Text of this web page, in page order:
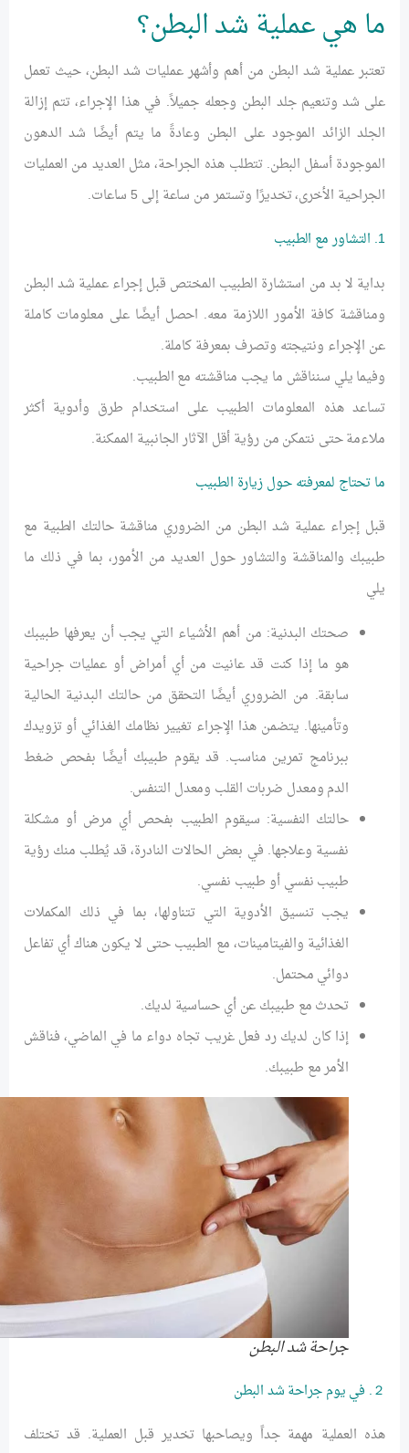
ما هي عملية شد البطن؟
تعتبر عملية شد البطن من أهم وأشهر عمليات شد البطن، حيث تعمل
على شد وتنعيم جلد البطن وجعله جميلاً. في هذا الإجراء، تتم إزالة
الجلد الزائد الموجود على البطن وعادةً ما يتم أيضًا شد الدهون
الموجودة أسفل البطن. تتطلب هذه الجراحة، مثل العديد من العمليات
الجراحية الأخرى، تخديرًا وتستمر من ساعة إلى 5 ساعات.
بداية لا بد من استشارة الطبيب المختص قبل إجراء عملية شد البطن
ومناقشة كافة الأمور اللازمة معه. احصل أيضًا على معلومات كاملة
عن الإجراء ونتيجته وتصرف بمعرفة كاملة.
وفيما يلي سنناقش ما يجب مناقشته مع الطبيب.
تساعد هذه المعلومات الطبيب على استخدام طرق وأدوية أكثر
ملاءمة حتى نتمكن من رؤية أقل الآثار الجانبية الممكنة.
ما تحتاج لمعرفته حول زيارة الطبيب
قبل إجراء عملية شد البطن من الضروري مناقشة حالتك الطبية مع
طبيبك والمناقشة والتشاور حول العديد من الأمور، بما في ذلك ما
يلي
صحتك البدنية: من أهم الأشياء التي يجب أن يعرفها طبيبك
هو ما إذا كنت قد عانيت من أي أمراض أو عمليات جراحية
سابقة. من الضروري أيضًا التحقق من حالتك البدنية الحالية
وتأمينها. يتضمن هذا الإجراء تغيير نظامك الغذائي أو تزويدك
ببرنامج تمرين مناسب. قد يقوم طبيبك أيضًا بفحص ضغط
الدم ومعدل ضربات القلب ومعدل التنفس.
حالتك النفسية: سيقوم الطبيب بفحص أي مرض أو مشكلة
نفسية وعلاجها. في بعض الحالات النادرة، قد يُطلب منك رؤية
طبيب نفسي أو طبيب نفسي.
يجب تنسيق الأدوية التي تتناولها، بما في ذلك المكملات
الغذائية والفيتامينات، مع الطبيب حتى لا يكون هناك أي تفاعل
دوائي محتمل.
تحدث مع طبيبك عن أي حساسية لديك.
إذا كان لديك رد فعل غريب تجاه دواء ما في الماضي، فناقش
الأمر مع طبيبك.
جراحة شد البطن
هذه العملية مهمة جداً ويصاحبها تخدير قبل العملية. قد تختلف